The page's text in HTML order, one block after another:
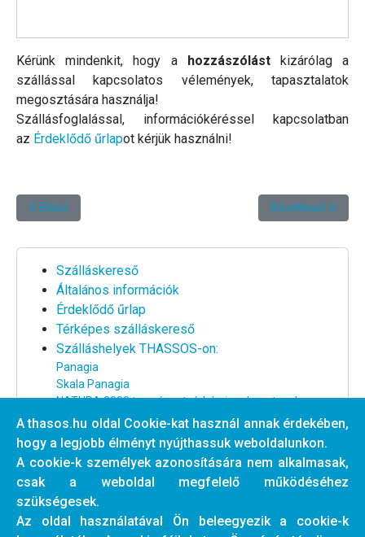
Kérünk mindenkit, hogy a hozzászólástkizárólag a
szállással kapcsolatos vélemények, tapasztalatok
megosztására használja!
Szállásfoglalással, információkéréssel kapcsolatban
az Érdeklődő űrlapot kérjük használni!
Előző cikk: Ifigénia Boutique Apartman és Stúdió II. (Parti) ****
Előző Következő cikk:
Következő
Szálláskereső
Általános információk
Érdeklődő űrlap
Térképes szálláskereső
Szálláshelyek THASSOS-on:
Panagia
Skala Panagia
NATURA 2000 természetvédelmi park partszakasz
Nagy strand környéke
Centrum és a nagy strand között
Centrum partszakasz
Tengertől távoli szállások
Egyéb szálláshelyek a szigeten
A thasos.hu oldal Cookie-kat használ annak érdekében,
hogy a legjobb élményt nyújthassuk weboldalunkon.
A cookie-k személyek azonosítására nem alkalmasak,
csak a weboldal megfelelő működéséhez
szükségesek.
Az oldal használatával Ön beleegyezik a cookie-k